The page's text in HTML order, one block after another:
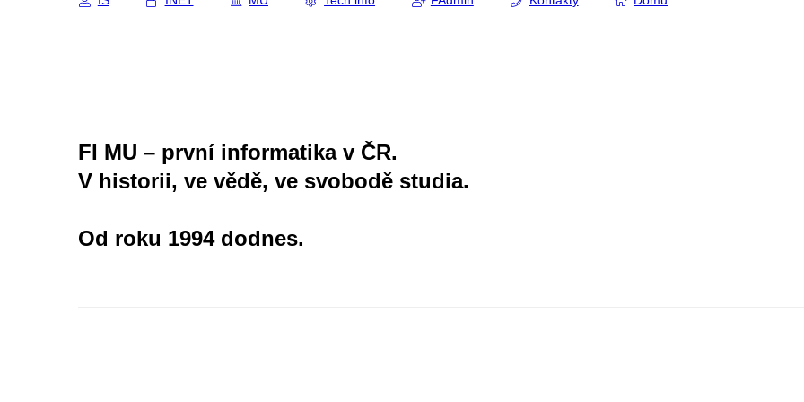
FI MU – první informatika v ČR.
V historii, ve vědě, ve svobodě studia.
Od roku 1994 dodnes.